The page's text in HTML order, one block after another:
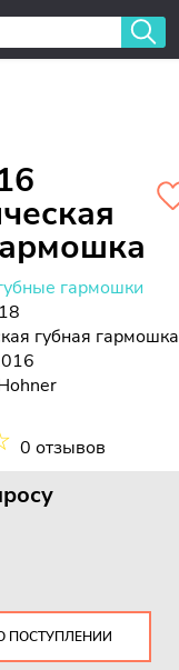
гармошки
губная гармошка
0 отзывов
ПОСТУПЛЕНИИ